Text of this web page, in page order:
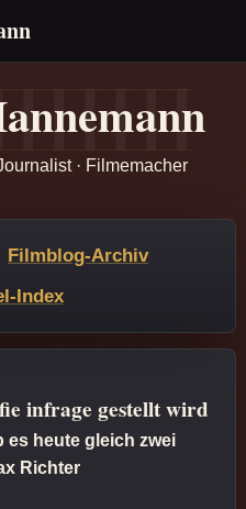
· Filmemacher
Filmblog-Archiv
Index
infrage gestellt wird
es heute gleich zwei
Richter